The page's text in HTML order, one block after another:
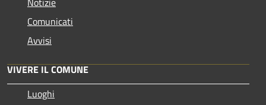
Comunicati
Avvisi
VIVERE IL COMUNE
Luoghi